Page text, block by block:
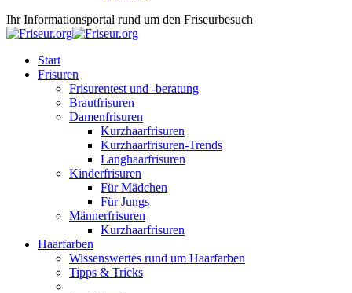
Ihr Informationsportal rund um den Friseurbesuch
Start
Frisuren
Frisurentest und -beratung
Brautfrisuren
Damenfrisuren
Kurzhaarfrisuren
Kurzhaarfrisuren-Trends
Langhaarfrisuren
Kinderfrisuren
Für Mädchen
Für Jungs
Männerfrisuren
Kurzhaarfrisuren
Haarfarben
Wissenswertes rund um Haarfarben
Tipps & Tricks